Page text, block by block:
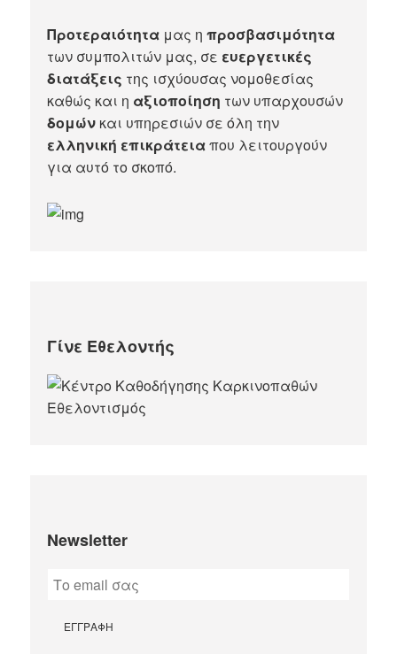
Προτεραιότητα μας ηπροσβασιμότητα
των συμπολιτών μας, σε ευεργετικές
διατάξεις της ισχύουσας νομοθεσίας
καθώς και η αξιοποίηση των υπαρχουσών
δομών και υπηρεσιών σε όλη την
ελληνική επικράτειαπου λειτουργούν
για αυτό το σκοπό.​
Γίνε Εθελοντής
Newsletter